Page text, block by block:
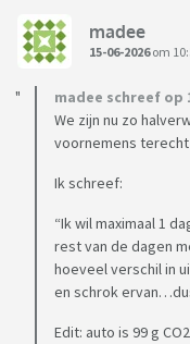
madee
15-06-2026om
madee schreef op
We zijn nu zo
voornemens
Ik schreef:
“Ik wil maximaal 1
rest van de dagen
hoeveel verschil in
en schrok
Edit: auto is 99 g